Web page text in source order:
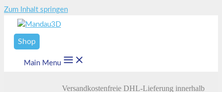
Zum Inhalt springen
Shop
Main Menu
Versandkostenfreie DHL-Lieferung innerhalb